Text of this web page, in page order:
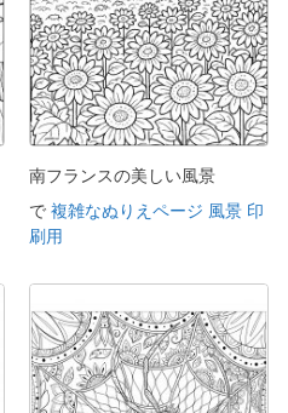
南フランスの美しい風景
で 複雑なぬりえページ 風景 印
刷用